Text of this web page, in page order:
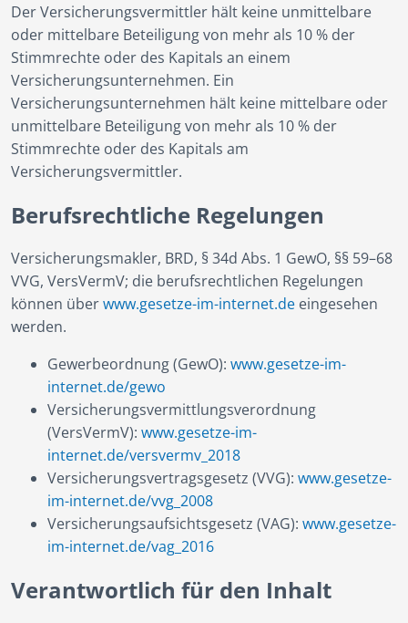
Der Versicherungsvermittler hält keine unmittelbare
oder mittelbare Beteiligung von mehr als 10 % der
Stimmrechte oder des Kapitals an einem
Versicherungsunternehmen. Ein
Versicherungsunternehmen hält keine mittelbare oder
unmittelbare Beteiligung von mehr als 10 % der
Stimmrechte oder des Kapitals am
Versicherungsvermittler.
Berufsrechtliche Regelungen
Versicherungsmakler, BRD, § 34d Abs. 1 GewO, §§ 59–68
VVG, VersVermV; die berufsrechtlichen Regelungen
können überwww.gesetze-im-internet.de eingesehen
werden.
Gewerbeordnung (GewO): www.gesetze-im-
internet.de/gewo
Versicherungsvermittlungsverordnung
(VersVermV): www.gesetze-im-
internet.de/versvermv_2018
Versicherungsvertragsgesetz (VVG): www.gesetze-
im-internet.de/vvg_2008
Versicherungsaufsichtsgesetz (VAG): www.gesetze-
im-internet.de/vag_2016
Verantwortlich für den Inhalt